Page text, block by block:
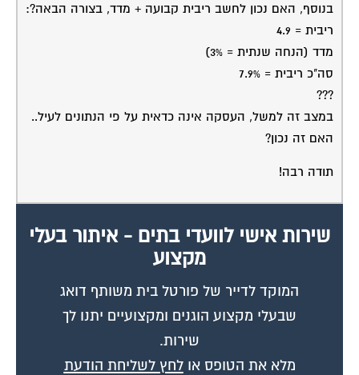
בנוסף, האם נכון לחשב ריבית קבועה + מדד, בצורה הבאה?:
ריבית = 4.9
מדד (הנחה שנתית = 3%)
סה"כ ריבית = 7.9%
???
במצב זה למשל, העסקה אינה כדאית על פי הנתונים לעיל..
האם זה נכון?
תודה רבה!
שירות אישי לוועדי בתים - איתור בעלי
מקצוע
המוקד לדייר של פורטל בית משותף דואג
שבעלי מקצוע הוגנים ומקצועיים יתנו לך
שירות.
מלא את הטופס אולחץ לשליחת הודעת